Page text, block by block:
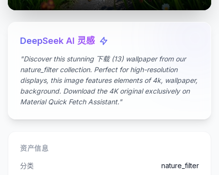
DeepSeek AI 灵感
"Discover this stunning 下载 (13) wallpaper from our
nature_filter collection. Perfect for high-resolution
displays, this image features elements of 4k, wallpaper,
background. Download the 4K original exclusively on
Material Quick Fetch Assistant."
资产信息
分类
nature_filter